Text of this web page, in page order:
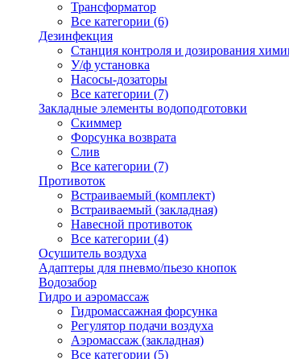
Трансформатор
Все категории (6)
Дезинфекция
Станция контроля и дозирования
У/ф установка
Насосы-дозаторы
Все категории (7)
Закладные элементы водоподготовки
Скиммер
Форсунка возврата
Слив
Все категории (7)
Противоток
Встраиваемый (комплект)
Встраиваемый (закладная)
Навесной противоток
Все категории (4)
Осушитель воздуха
Адаптеры для пневмо/пьезо кнопок
Водозабор
Гидро и аэромассаж
Гидромассажная форсунка
Регулятор подачи воздуха
Аэромассаж (закладная)
Все категории (5)